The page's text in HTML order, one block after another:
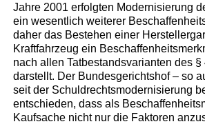
Jahre 2001 erfolgten Modernisierung
ein wesentlich weiterer
daher das Bestehen einer
Kraftfahrzeug ein
nach allen Tatbestandsvarianten des §
darstellt. Der Bundesgerichtshof – so
seit der Schuldrechtsmodernisierung
entschieden, dass als
Kaufsache nicht nur die Faktoren